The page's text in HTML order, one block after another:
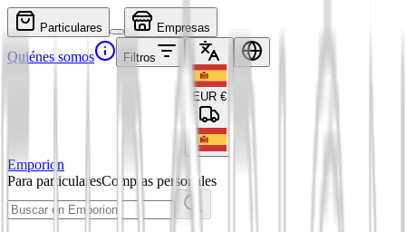
Particulares Empresas
Quiénes somos Filtros
EUR €
Emporion
Para particularesCompras personales